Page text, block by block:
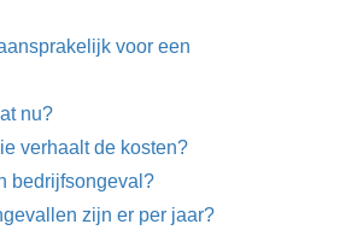
voor een
nu?
verhaalt de kosten?
bedrijfsongeval?
zijn er per jaar?